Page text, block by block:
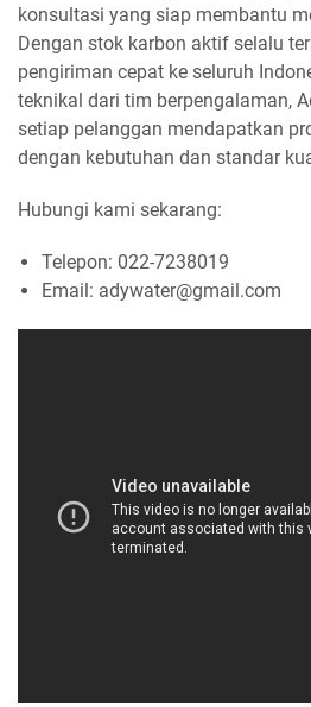
konsultasi yang siap membantu
Dengan stok karbon aktif selalu
pengiriman cepat ke seluruh
teknikal dari tim berpengalaman,
setiap pelanggan mendapatkan
dengan kebutuhan dan standar
Hubungi kami sekarang:
Telepon: 022-7238019
Email: adywater@gmail.com